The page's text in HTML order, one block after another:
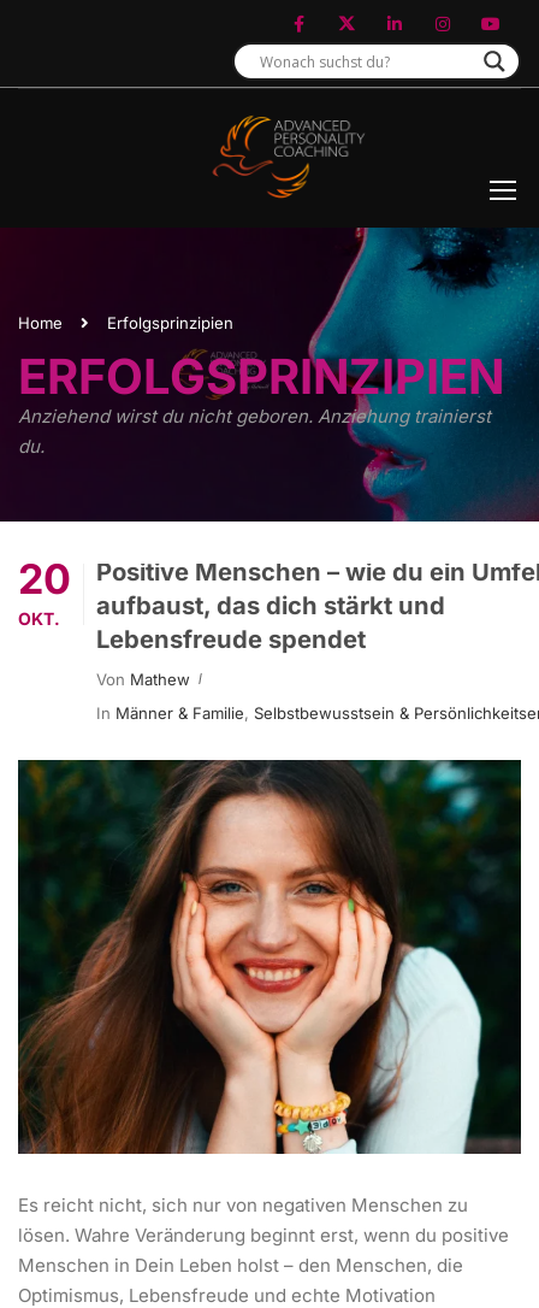
Home Erfolgsprinzipien
ERFOLGSPRINZIPIEN
Anziehend wirst du nicht geboren. Anziehung trainierst
du.
20
OKT.
Positive Menschen – wie du ein
aufbaust, das dich stärkt und
Lebensfreude spendet
Von Mathew
In Männer & Familie, Selbstbewusstsein &
Es reicht nicht, sich nur von negativen Menschen zu
lösen. Wahre Veränderung beginnt erst, wenn du positive
Menschen in Dein Leben holst – den Menschen, die
Optimismus, Lebensfreude und echte Motivation